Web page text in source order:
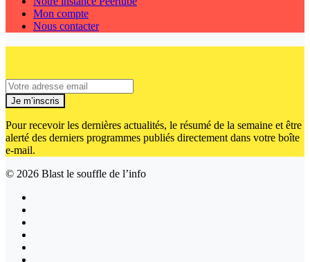
Mon compte
Nous contacter
Je m’inscris
Pour recevoir les dernières actualités, le résumé de la semaine et être
alerté des derniers programmes publiés directement dans votre boîte
e-mail.
© 2026 Blast le souffle de l’info